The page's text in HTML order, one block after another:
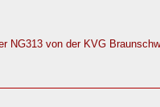
NG313 von der KVG